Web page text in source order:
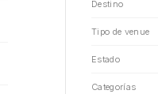
Destino
Tipo de venue
Estado
Categorías